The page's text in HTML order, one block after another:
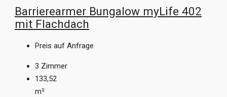
Barrierearmer Bungalow myLife 402
mit Flachdach
Preis auf Anfrage
3 Zimmer
133,52
m²